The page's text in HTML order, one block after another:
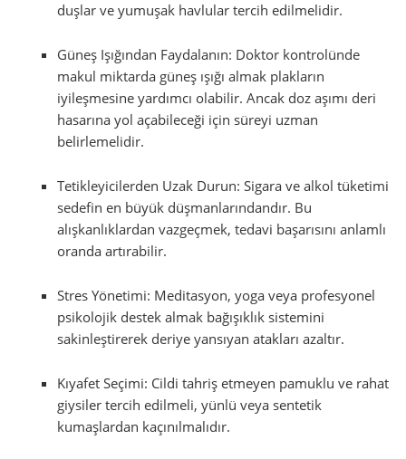
duşlar ve yumuşak havlular tercih edilmelidir.
Güneş Işığından Faydalanın: Doktor kontrolünde
makul miktarda güneş ışığı almak plakların
iyileşmesine yardımcı olabilir. Ancak doz aşımı deri
hasarına yol açabileceği için süreyi uzman
belirlemelidir.
Tetikleyicilerden Uzak Durun: Sigara ve alkol tüketimi
sedefin en büyük düşmanlarındandır. Bu
alışkanlıklardan vazgeçmek, tedavi başarısını anlamlı
oranda artırabilir.
Stres Yönetimi: Meditasyon, yoga veya profesyonel
psikolojik destek almak bağışıklık sistemini
sakinleştirerek deriye yansıyan atakları azaltır.
Kıyafet Seçimi: Cildi tahriş etmeyen pamuklu ve rahat
giysiler tercih edilmeli, yünlü veya sentetik
kumaşlardan kaçınılmalıdır.